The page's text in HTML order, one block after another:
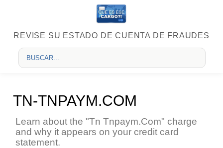
REVISE SU ESTADO DE CUENTA DE FRAUDES
TN-TNPAYM.COM
Learn about the "Tn Tnpaym.Com" charge
and why it appears on your credit card
statement.